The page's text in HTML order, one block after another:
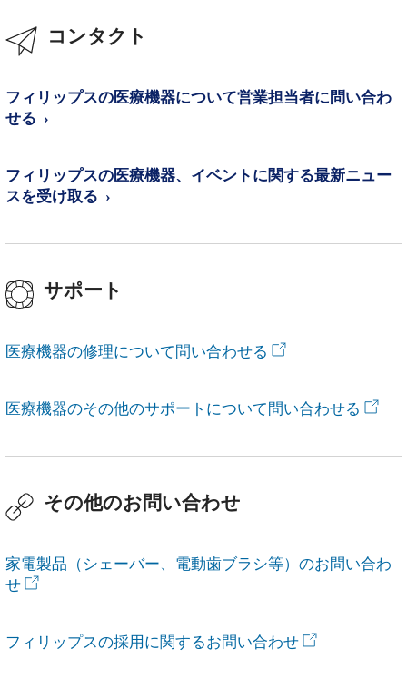
コンタクト
フィリップスの医療機器について営業担当者に問い合わ
せる
フィリップスの医療機器、イベントに関する最新ニュー
スを受け取る
サポート
医療機器の修理について問い合わせる
医療機器のその他のサポートについて問い合わせる
その他のお問い合わせ
家電製品（シェーバー、電動歯ブラシ等）のお問い合わ
せ
フィリップスの採用に関するお問い合わせ